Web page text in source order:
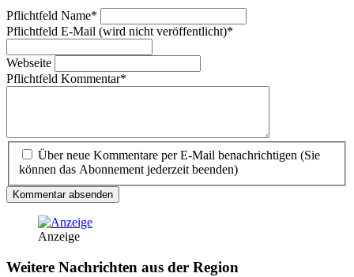
Pflichtfeld Name*
Pflichtfeld E-Mail (wird nicht veröffentlicht)*
Webseite
Pflichtfeld Kommentar*
Über neue Kommentare per E-Mail benachrichtigen (Sie
können das Abonnement jederzeit beenden)
Kommentar absenden
Anzeige
Weitere Nachrichten aus der Region